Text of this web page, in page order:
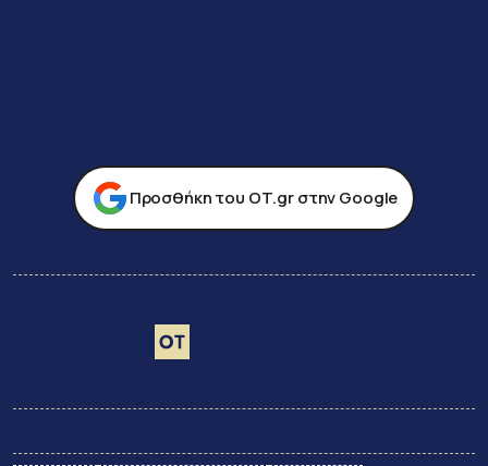
Προσθήκη του ΟΤ.gr στην Google